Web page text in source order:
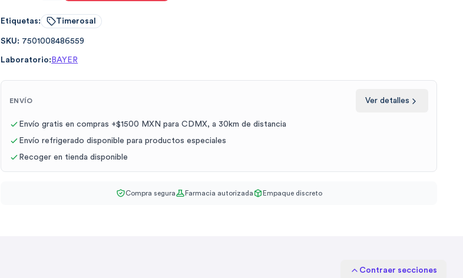
Etiquetas: Timerosal
SKU: 7501008486559
Laboratorio: BAYER
ENVÍO Ver detalles
Envío gratis en compras +$1500 MXN para CDMX, a 30km de distancia
Envío refrigerado disponible para productos especiales
Recoger en tienda disponible
Compra segura Farmacia autorizada Empaque discreto
Contraer secciones